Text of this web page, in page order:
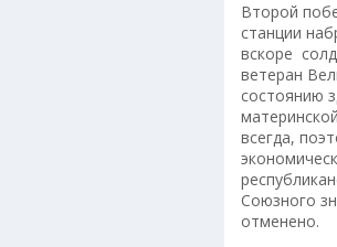
Второй
станции
вскоре
ветеран
состоянию
всегда,
Союзного
отменено.